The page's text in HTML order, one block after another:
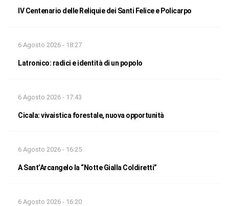
IV Centenario delle Reliquie dei Santi Felice e Policarpo
6 Agosto 2026 - 18:27
Latronico: radici e identità di un popolo
6 Agosto 2026 - 17:43
Cicala: vivaistica forestale, nuova opportunità
6 Agosto 2026 - 16:25
A Sant’Arcangelo la “Notte Gialla Coldiretti”
6 Agosto 2026 - 16:20